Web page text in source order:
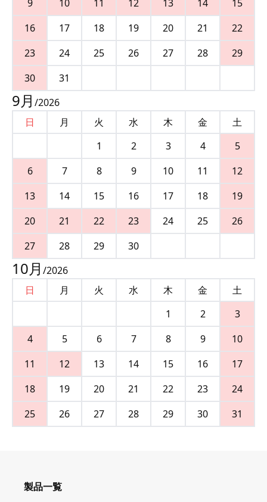
9 10 11 12 13 14
15
16
17 18 19 20 21
22
23
24 25 26 27 28
29
30
31
9月 /2026
日
月 火 水 木 金
土
1
2 3 4
5
6
7 8 9 10 11
12
13
14 15 16 17 18
19
20
21 22 23 24 25
26
27
28 29 30
10月 /2026
日
月 火 水 木 金
土
1
2
3
4
5 6 7 8 9
10
11
12 13 14 15 16
17
18
19 20 21 22 23
24
25
26 27 28 29 30 31
製品一覧